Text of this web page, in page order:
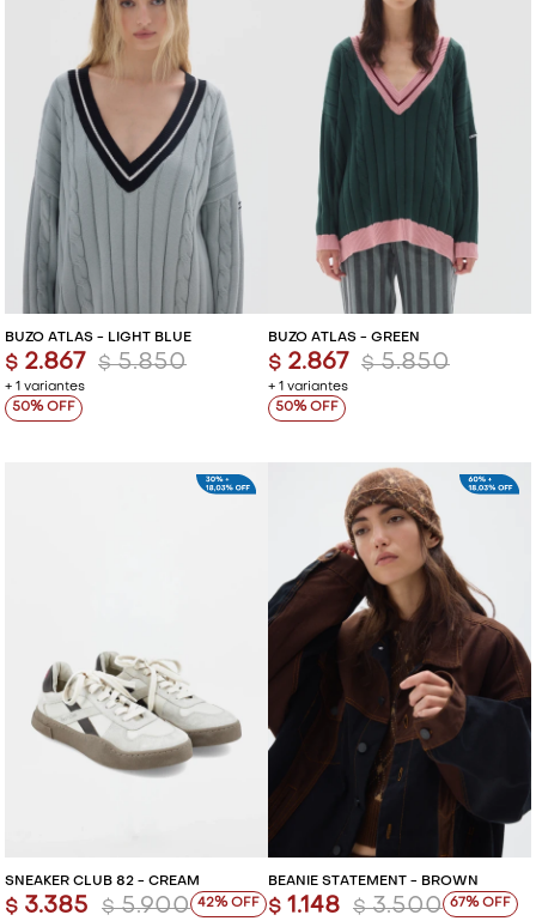
BUZO ATLAS - LIGHT BLUE
+ 1 variantes
$ 2.867 $ 5.850
50
BUZO ATLAS - GREEN
+ 1 variantes
$ 2.867 $ 5.850
50
SNEAKER CLUB 82 - CREAM
$ 3.385 $ 5.900 42
BEANIE STATEMENT - BROWN
$ 1.148 $ 3.500 67